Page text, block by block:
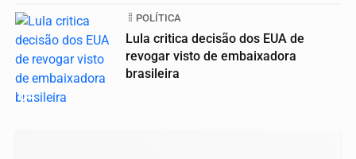
04
POLÍTICA
Lula critica decisão dos EUA de
revogar visto de embaixadora
brasileira